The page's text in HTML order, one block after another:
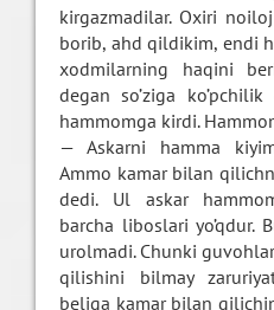
kirgazmadilar. Oxiri
borib, ahd qildikim, endi
xodmilarning haqini
degan so’ziga
hammomga kirdi.
— Askarni hamma
Ammo kamar bilan
dedi. Ul askar
barcha liboslari yo’qdur.
urolmadi. Chunki
qilishini bilmay
beliga kamar bilan